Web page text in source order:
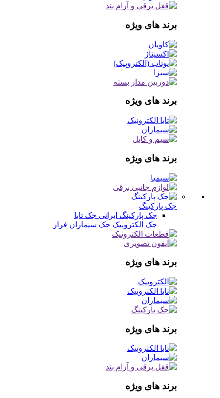
برند های ویژه
برند های ویژه
برند های ویژه
جک پارکینگ
جک پارکینگ ایرانی جک تابا
جک الکتروپیک جک سیماران فراز
برند های ویژه
برند های ویژه
برند های ویژه